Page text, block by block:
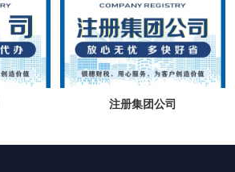
注册集团公司